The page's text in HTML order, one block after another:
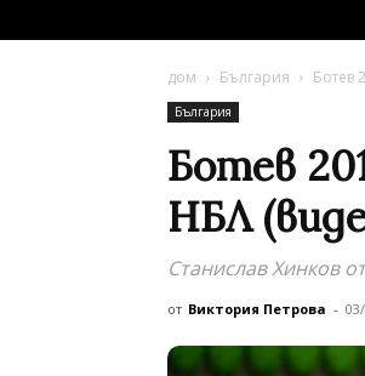
дом България Ботев
България
Ботев
НБЛ
Станислав Хинков
от Виктория Петрова -